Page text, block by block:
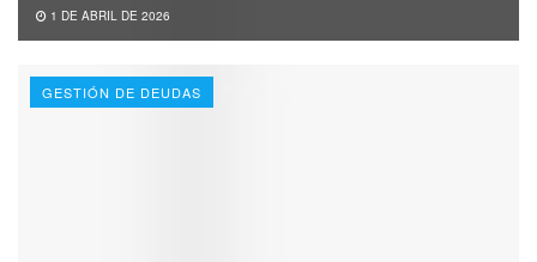
1 DE ABRIL DE 2026
GESTIÓN DE DEUDAS